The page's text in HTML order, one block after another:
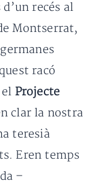
recés al
Montserrat,
racó
Projecte
clar la nostra
teresià
Eren temps
–